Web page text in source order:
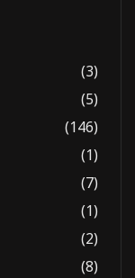
(3)
(5)
(146)
(1)
(7)
(1)
(2)
(8)